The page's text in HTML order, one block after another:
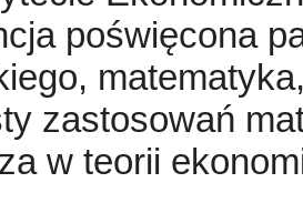
poświęcona
zastosowań
w teorii